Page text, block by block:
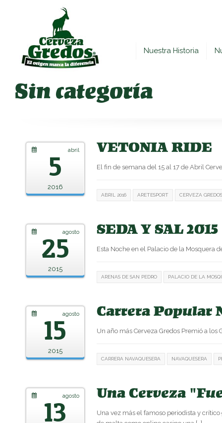
Nuestra Historia
Sin categoría
5 abril
2016
VETONIA RIDE
El fin de semana del 15 al 17 de Abril
ABRIL 2016 ARETESPORT CERVEZA GREDOS
25agosto
2015
SEDA Y SAL 2015
Esta Noche en el Palacio de la Mosquera
ARENAS DE SAN PEDRO PALACIO DE LA
15agosto
2015
Carrera Popular
Un año más Cerveza Gredos Premió a
CARRERA NAVAQUESERA NAVAQUESERA
13agosto Una Cerveza
Una vez más el famoso periodista y